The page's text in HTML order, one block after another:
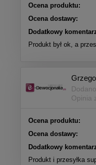
Ocena produktu:
Ocena dostawy:
Dodatkowy
Produkt był ok, a
Opinia
Ocena produktu:
Ocena dostawy:
Dodatkowy
Produkt i przesyłka